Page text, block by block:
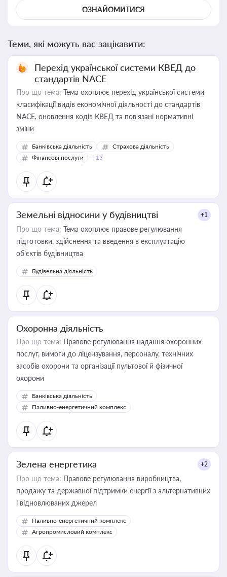
ОЗНАЙОМИТИСЯ
Теми, які можуть вас зацікавити:
Перехід української системи КВЕД до
стандартів NACE
Про що тема: Тема охоплює перехід української системи
класифікації видів економічної діяльності до стандартів
NACE, оновлення кодів КВЕД та пов'язані нормативні
зміни
Банківська діяльність
Страхова діяльність
Фінансові послуги
+13
Земельні відносини у будівництві +1
Про що тема: Тема охоплює правове регулювання
підготовки, здійснення та введення в експлуатацію
об’єктів будівництва
Будівельна діяльність
Охоронна діяльність
Про що тема: Правове регулювання надання охоронних
послуг, вимоги до ліцензування, персоналу, технічних
засобів охорони та організації пультової й фізичної
охорони
Банківська діяльність
Паливно-енергетичний комплекс
Зелена енергетика +2
Про що тема: Правове регулювання виробництва,
продажу та державної підтримки енергії з альтернативних
і відновлюваних джерел
Паливно-енергетичний комплекс
Агропромисловий комплекс